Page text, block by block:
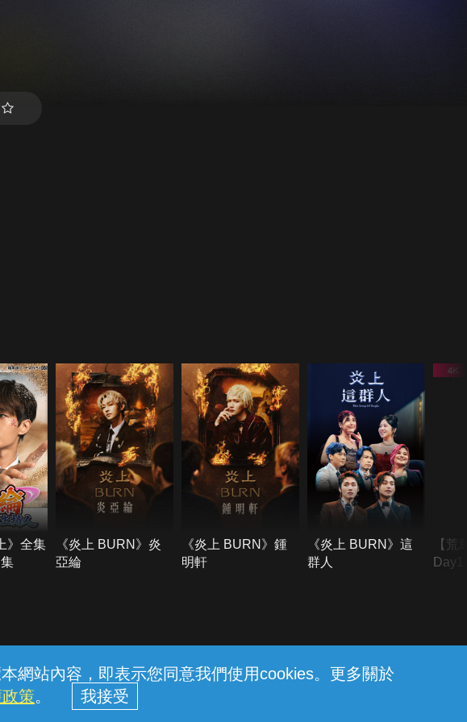
網站內容，即表示您同意我們使用cookies。更多關於
策。
》全集
《炎上 BURN》炎
亞綸
《炎上 BURN》鍾
明軒
《炎上 BURN》這
群人
【荒
權保護
96979949) © 2026